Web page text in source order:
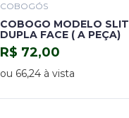
COBOGÓS
COBOGO MODELO SLIT
DUPLA FACE ( A PEÇA)
R$ 72,00
ou 66,24 à vistaCOMPRAR